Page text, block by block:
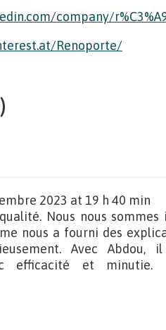
company/
Renoporte/
2023 at 19 h 40 min
Nous nous
nous a fourni des
Avec
efficacité et